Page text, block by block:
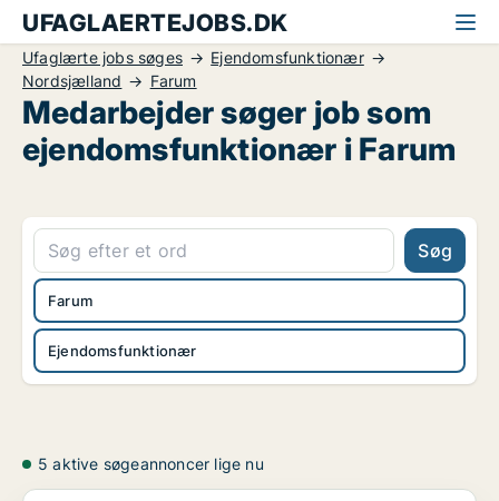
UFAGLAERTEJOBS.DK
Ufaglærte jobs søges
Ejendomsfunktionær
Nordsjælland
Farum
Medarbejder søger job som
ejendomsfunktionær i Farum
Søg
Ejendomsfunktionær
Farum
5 aktive søgeannoncer lige nu